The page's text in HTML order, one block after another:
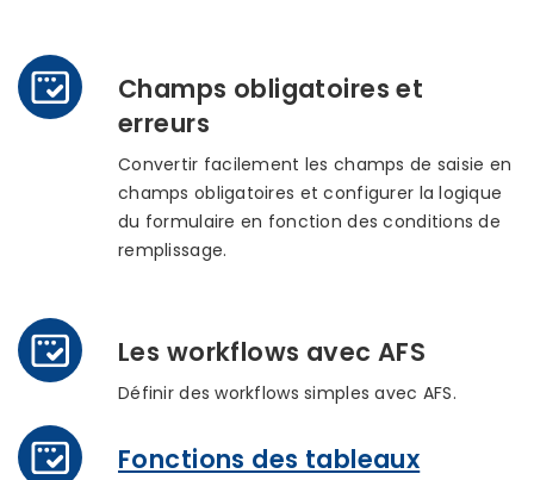
Champs obligatoires et
erreurs
Convertir facilement les champs de saisie en
champs obligatoires et configurer la logique
du formulaire en fonction des conditions de
remplissage.
Les workflows avec AFS
Définir des workflows simples avec AFS.
Fonctions des tableaux